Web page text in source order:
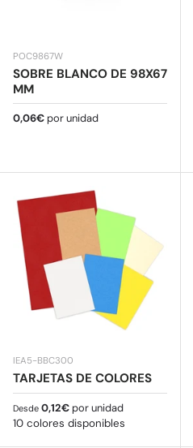
POC9867W
SOBRE BLANCO DE 98X67
MM
Precio normal
0,06€ por unidad
IEA5-BBC300
TARJETAS DE COLORES
Precio normal
Desde 0,12€ por unidad
10 colores disponibles